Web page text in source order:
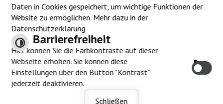
Immer auf dem neuesten
Stand
Navigationshilfe
Barrierefreiheit
Oft gesucht
Amtsblatt-Archiv Bauplatzbörse
Branchenverzeichnis
Stadtnachrichten
Daten in Cookies gespeichert, um wichtige Funktionen der
Website zu ermöglichen. Mehr dazu in der
Datenschutzerklärung
Barrierefreiheit
Hier können Sie die Farbkontraste auf dieser
Webseite erhöhen. Sie können diese
Einstellungen über den Button "Kontrast"
jederzeit deaktivieren.
Schließen